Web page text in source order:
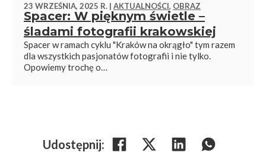
23 WRZEŚNIA, 2025 R. | AKTUALNOŚCI, OBRAZ
Spacer: W pięknym świetle –
śladami fotografii krakowskiej
Spacer w ramach cyklu "Kraków na okrągło" tym razem
dla wszystkich pasjonatów fotografii i nie tylko.
Opowiemy trochę o…
Udostępnij: